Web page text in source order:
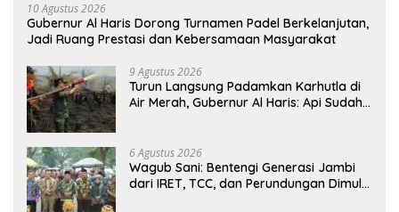
10 Agustus 2026
Gubernur Al Haris Dorong Turnamen Padel Berkelanjutan,
Jadi Ruang Prestasi dan Kebersamaan Masyarakat
9 Agustus 2026
Turun Langsung Padamkan Karhutla di
Air Merah, Gubernur Al Haris: Api Sudah
6 Agustus 2026
Wagub Sani: Bentengi Generasi Jambi
dari IRET, TCC, dan Perundungan Dimulai